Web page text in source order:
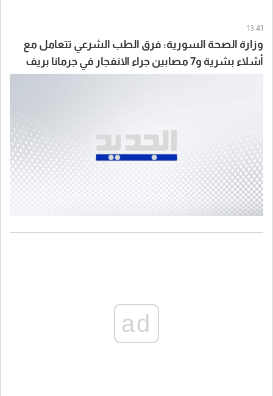
13:41
وزارة الصحة السورية: فرق الطب الشرعي تتعامل مع
أشلاء بشرية و7 مصابين جراء الانفجار في جرمانا بريف
ad